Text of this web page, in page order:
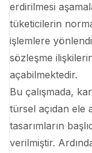
erdirilmesi
tüketicilerin
işlemlere
sözleşme
açabilmektedir.
Bu çalışmada,
türsel açıdan ele
tasarımların
verilmiştir.